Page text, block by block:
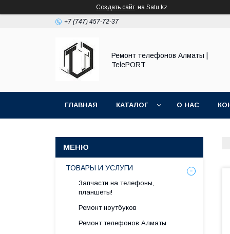
Создать сайт на Satu.kz
+7 (747) 457-72-37
Ремонт телефонов Алматы |
TelePORT
ГЛАВНАЯ КАТАЛОГ О НАС
ТОВАРЫ И УСЛУГИ
Запчасти на телефоны,
планшеты!
Ремонт ноутбуков
Ремонт телефонов Алматы